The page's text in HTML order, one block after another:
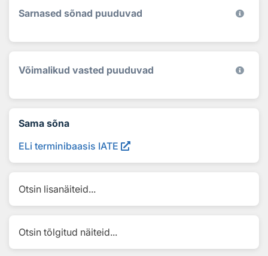
Sarnased sõnad puuduvad
Võimalikud vasted puuduvad
Sama sõna
ELi terminibaasis IATE
Otsin lisanäiteid...
Otsin tõlgitud näiteid...